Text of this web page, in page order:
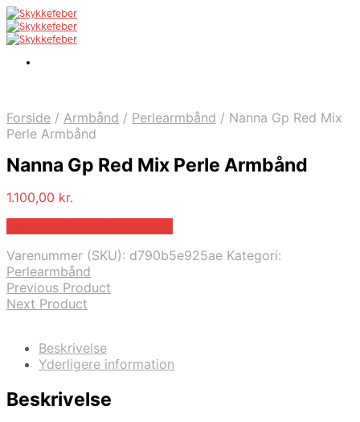
Forside / Armbånd / Perlearmbånd / Nanna Gp Red Mix
Perle Armbånd
Nanna Gp Red Mix Perle Armbånd
1.100,00 kr.
Varenummer (SKU): d790b5e925ae Kategori:
Perlearmbånd
Previous Product
Next Product
Beskrivelse
Yderligere information
Beskrivelse